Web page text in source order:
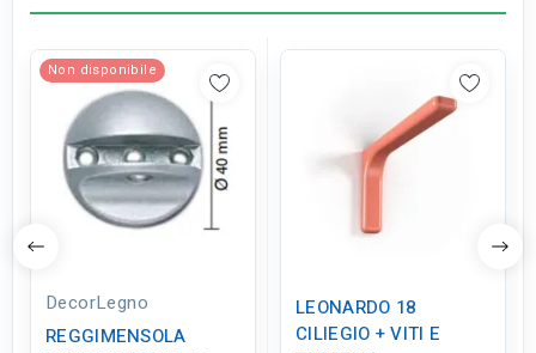
Non disponibile
DecorLegno
REGGIMENSOLA
LEONARDO 18
CILIEGIO + VITI E